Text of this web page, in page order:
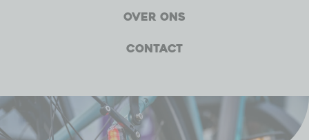
Over ons
Contact